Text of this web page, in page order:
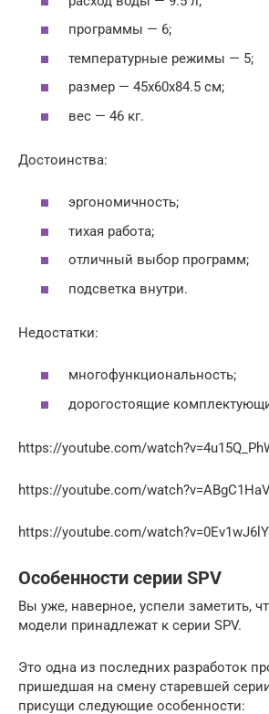
программы — 6;
температурные режимы — 5;
размер — 45x60x84.5 см;
вес — 46 кг.
Достоинства:
эргономичность;
тихая работа;
отличный выбор программ;
подсветка внутри.
Недостатки:
многофункциональность;
дорогостоящие
https://youtube.com/
https://youtube.com/
https://youtube.com/
Особенности серии SPV
Вы уже, наверное, успели заметить,
модели принадлежат к серии SPV.
Это одна из последних разработок
пришедшая на смену старевшей
присущи следующие особенности: